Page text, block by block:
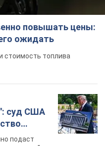
повышать цены:
ожидать
стоимость топлива
суд США
400 млн
подаст